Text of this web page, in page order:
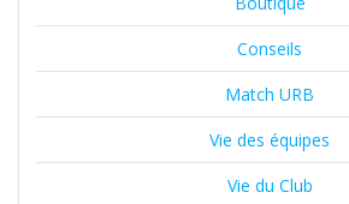
Conseils
Match URB
Vie des équipes
Vie du Club